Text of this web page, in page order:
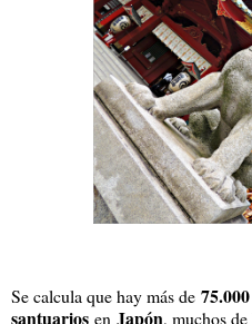
Se calcula que hay más de
santuarios en Japón, muchos